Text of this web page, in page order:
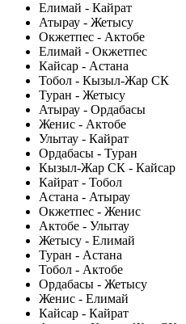
Елимай - Кайрат
Атырау - Жетысу
Окжетпес - Актобе
Елимай - Окжетпес
Кайсар - Астана
Тобол - Кызыл-Жар СК
Туран - Жетысу
Атырау - Ордабасы
Женис - Актобе
Улытау - Кайрат
Ордабасы - Туран
Кызыл-Жар СК - Кайсар
Кайрат - Тобол
Астана - Атырау
Окжетпес - Женис
Актобе - Улытау
Жетысу - Елимай
Туран - Астана
Тобол - Актобе
Ордабасы - Жетысу
Женис - Елимай
Кайсар - Кайрат